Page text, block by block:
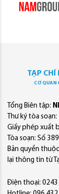
TẠP CHÍ
CƠ QUAN
Tổng Biên tập:
Thư ký tòa soạn:
Giấy phép xuất
Tòa soạn: Số
Bản quyền
lại thông tin từ
Điện thoại: 0243